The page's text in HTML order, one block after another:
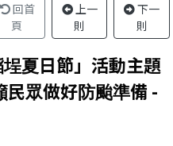
回首
頁
上一
則
下一
則
夏日節」活動主題
眾做好防颱準備 -